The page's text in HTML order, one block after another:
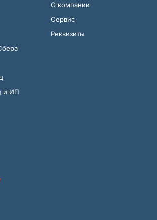
и ИП
О компании
Сервис
Реквизиты